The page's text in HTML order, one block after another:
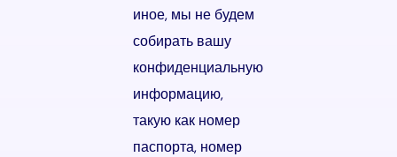
иное, мы не будем
собирать вашу
конфиденциальную
информацию,
такую как номер
паспорта, номер